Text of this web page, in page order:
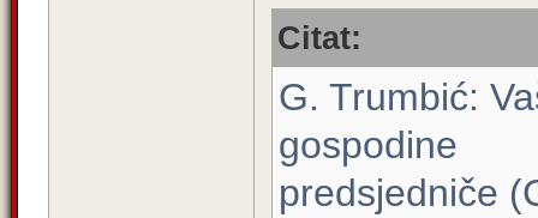
Citat:
G. Trumbić:
gospodine
predsjedniče